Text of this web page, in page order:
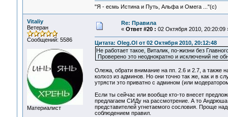
"Я - есмь Истина и Путь, Альфа и Омега ..."(с)
Vitaliy
Ветеран
Сообщений: 5586
Материалист
Re: Правила
« Ответ #20 : 02 Октября 2010, 20:20:09
Цитата: Oleg.Ol от 02 Октября 2010, 20:12:48
Не работает такое, Виталик, по-жизни без
Проверено это неоднократно и исключений не
Олежа, обрати внимание на пп. 2.6 и 2.7, а также
колхоз из админов. Но они точно так же, как и в
утрясти это приватно с админом (или
Если ты сейчас или вообще кто-то внесет
предлагаем СИДу на рассмотрение. А то
представителей угнетаемого сословия. Проще
соблюдением правил.